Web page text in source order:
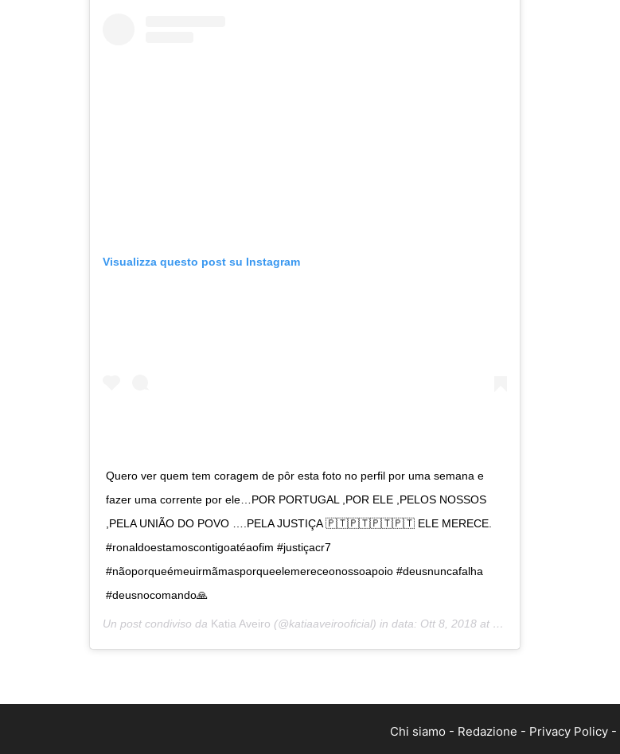
Visualizza questo post su Instagram
Quero ver quem tem coragem de pôr esta foto no perfil por uma semana e
fazer uma corrente por ele…POR PORTUGAL ,POR ELE ,PELOS NOSSOS
,PELA UNIÃO DO POVO ….PELA JUSTIÇA 🇵🇹🇵🇹🇵🇹🇵🇹 ELE MERECE.
#ronaldoestamoscontigoatéaofim #justiçacr7
#nãoporqueémeuirmãmasporqueelemereceonossoapoio #deusnuncafalha
#deusnocomando🙏
Un post condiviso da Katia Aveiro (@katiaaveirooficial) in data: Ott 8, 2018 at 6:09 PDT
Chi siamo - Redazione - Privacy Policy -